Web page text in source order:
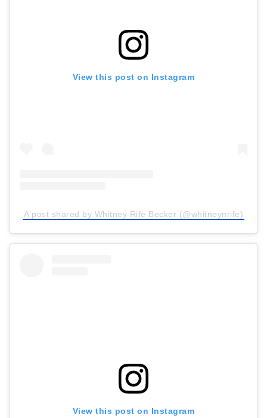
View this post on Instagram
A post shared by Whitney Rife Becker (@whitneynrife)
View this post on Instagram